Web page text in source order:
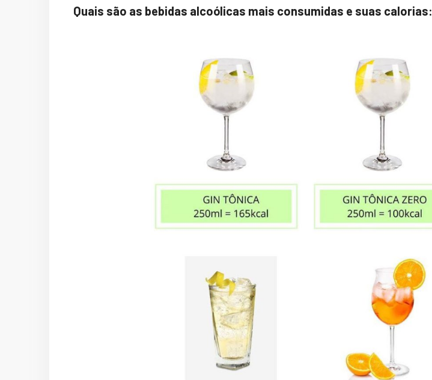
Quais são as bebidas alcoólicas mais consumidas e suas calorias: